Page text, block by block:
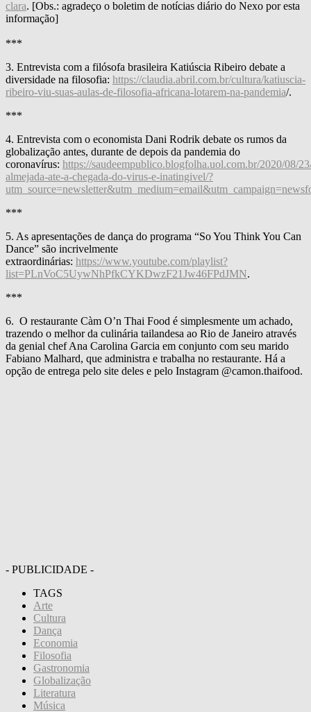
clara. [Obs.: agradeço o boletim de notícias diário do Nexo por esta
informação]
***
3. Entrevista com a filósofa brasileira Katiúscia Ribeiro debate a
diversidade na filosofia: https://claudia.abril.com.br/cultura/katiuscia-
ribeiro-viu-suas-aulas-de-filosofia-africana-lotarem-na-pandemia/.
***
4. Entrevista com o economista Dani Rodrik debate os rumos da
globalização antes, durante de depois da pandemia do
coronavírus: https://saudeempublico.blogfolha.uol.com.br/2020/08/
almejada-ate-a-chegada-do-virus-e-inatingivel/?
***
5. As apresentações de dança do programa “So You Think You Can
Dance” são incrivelmente
extraordinárias: https://www.youtube.com/playlist?
list=PLnVoC5UywNhPfkCYKDwzF21Jw46FPdJMN.
***
6. O restaurante Càm O’n Thai Food é simplesmente um achado,
trazendo o melhor da culinária tailandesa ao Rio de Janeiro através
da genial chef Ana Carolina Garcia em conjunto com seu marido
Fabiano Malhard, que administra e trabalha no restaurante. Há a
opção de entrega pelo site deles e pelo Instagram @camon.thaifood.
- PUBLICIDADE -
TAGS
Arte
Cultura
Dança
Economia
Filosofia
Gastronomia
Globalização
Literatura
Música